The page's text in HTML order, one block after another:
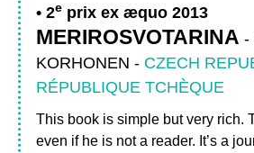
2e prix ex æquo 2013
MERIROSVOTARINA -
KORHONEN - CZECH
RÉPUBLIQUE TCHÈQUE
This book is simple but very rich.
even if he is not a reader. It’s a